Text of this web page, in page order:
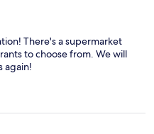
There's a supermarket
to choose from. We will
again!